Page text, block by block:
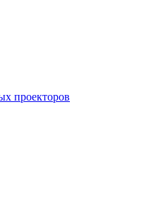
проекторов